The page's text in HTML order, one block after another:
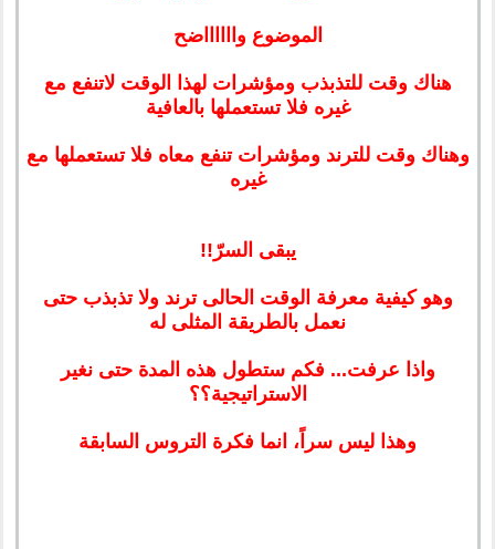
الموضوع وااااااضح
هناك وقت للتذبذب ومؤشرات لهذا الوقت لاتنفع مع
غيره فلا تستعملها بالعافية
وهناك وقت للترند ومؤشرات تنفع معاه فلا تستعملها مع
غيره
يبقى السرّ!!
وهو كيفية معرفة الوقت الحالى ترند ولا تذبذب حتى
نعمل بالطريقة المثلى له
واذا عرفت... فكم ستطول هذه المدة حتى نغير
الاستراتيجية؟؟
وهذا ليس سراً، انما فكرة التروس السابقة